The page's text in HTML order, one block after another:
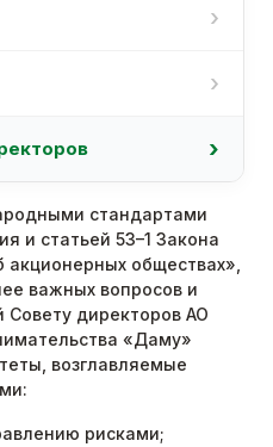
стандартами
и статьей 53–1 Закона
акционерных обществах»,
важных вопросов и
Совету директоров АО
«Даму»
возглавляемые
рисками;